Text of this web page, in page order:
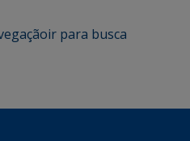
ir para busca